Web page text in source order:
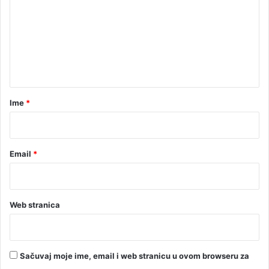
u
rIme *
Email *
Web stranica
Sačuvaj moje ime, email i web stranicu u ovom browseru za